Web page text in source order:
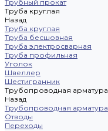
Трубный прокат
Труба круглая
Назад
Труба круглая
Труба бесшовная
Труба электросварная
Труба профильная
Уголок
Швеллер
Шестигранник
Трубопроводная арматура
Назад
Трубопроводная арматура
Отводы
Переходы